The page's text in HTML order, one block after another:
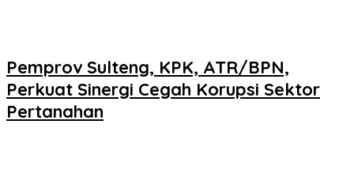
Pemprov Sulteng, KPK, ATR/BPN,
Perkuat Sinergi Cegah Korupsi Sektor
Pertanahan